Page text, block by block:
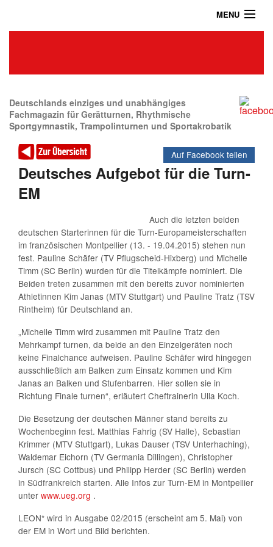
MENU
Abonnieren
Shop
Über uns
Kontakt / Impressum / Datenschutz
Deutschlands einziges und unabhängiges
Fachmagazin für Gerätturnen, Rhythmische
Sportgymnastik, Trampolinturnen und Sportakrobatik
Auf Facebook teilen
Deutsches Aufgebot für die Turn-
EM
Auch die letzten beiden
deutschen Starterinnen für die Turn-Europameisterschaften
im französischen Montpellier (13. - 19.04.2015) stehen nun
fest. Pauline Schäfer (TV Pflugscheid-Hixberg) und Michelle
Timm (SC Berlin) wurden für die Titelkämpfe nominiert. Die
Beiden treten zusammen mit den bereits zuvor nominierten
Athletinnen Kim Janas (MTV Stuttgart) und Pauline Tratz (TSV
Rintheim) für Deutschland an.
„Michelle Timm wird zusammen mit Pauline Tratz den
Mehrkampf turnen, da beide an den Einzelgeräten noch
keine Finalchance aufweisen. Pauline Schäfer wird hingegen
ausschließlich am Balken zum Einsatz kommen und Kim
Janas an Balken und Stufenbarren. Hier sollen sie in
Richtung Finale turnen“, erläutert Cheftrainerin Ulla Koch.
Die Besetzung der deutschen Männer stand bereits zu
Wochenbeginn fest. Matthias Fahrig (SV Halle), Sebastian
Krimmer (MTV Stuttgart), Lukas Dauser (TSV Unterhaching),
Waldemar Eichorn (TV Germania Dillingen), Christopher
Jursch (SC Cottbus) und Philipp Herder (SC Berlin) werden
in Südfrankreich starten. Alle Infos zur Turn-EM in Montpellier
unter www.ueg.org .
LEON* wird in Ausgabe 02/2015 (erscheint am 5. Mai) von
der EM in Wort und Bild berichten.